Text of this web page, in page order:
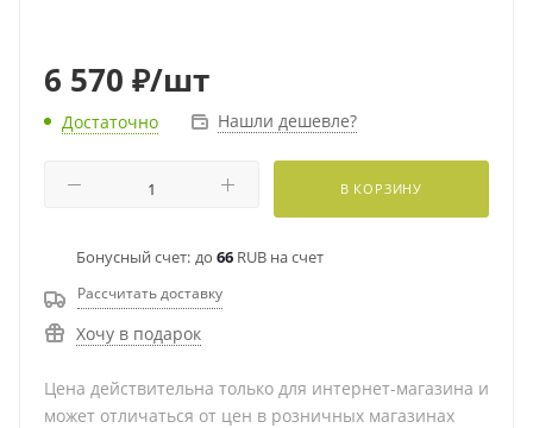
6 570 ₽/шт
Достаточно Нашли дешевле?
В КОРЗИНУ
Бонусный счет: до 66 RUB на счет
Рассчитать доставку
Хочу в подарок
Цена действительна только для интернет-магазина и
может отличаться от цен в розничных магазинах